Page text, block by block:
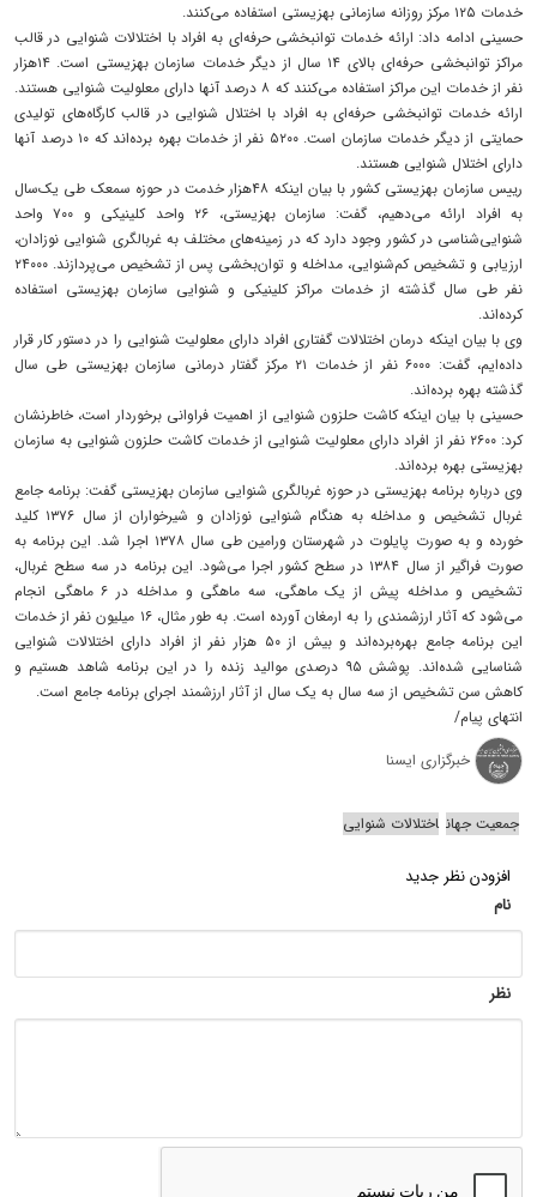
خدمات ۱۲۵ مرکز روزانه سازمانی بهزیستی استفاده می‌کنند.
حسینی ادامه داد: ارائه خدمات توانبخشی حرفه‌ای به افراد با اختلالات شنوایی در قالب
مراکز توانبخشی حرفه‌ای بالای ۱۴ سال از دیگر خدمات سازمان بهزیستی است. ۱۴هزار
نفر از خدمات این مراکز استفاده می‌کنند که ۸ درصد آنها دارای معلولیت شنوایی هستند.
ارائه خدمات توانبخشی حرفه‌ای به افراد با اختلال شنوایی در قالب کارگاه‌های تولیدی
حمایتی از دیگر خدمات سازمان است. ۵۲۰۰ نفر از خدمات بهره برده‌اند که ۱۰ درصد آنها
دارای اختلال شنوایی هستند.
رییس سازمان بهزیستی کشور با بیان اینکه ۴۸هزار خدمت در حوزه سمعک طی یک‌سال
به افراد ارائه می‌دهیم، گفت: سازمان بهزیستی، ۲۶ واحد کلینیکی و ۷۰۰ واحد
شنوایی‌شناسی در کشور وجود دارد که در زمینه‌های مختلف به غربالگری شنوایی نوزادان،
ارزیابی و تشخیص کم‌شنوایی، مداخله و توان‌بخشی پس از تشخیص می‌پردازند. ۲۴۰۰۰
نفر طی سال گذشته از خدمات مراکز کلینیکی و شنوایی سازمان بهزیستی استفاده
کرده‌اند.
وی با بیان اینکه درمان اختلالات گفتاری افراد دارای معلولیت شنوایی را در دستور کار قرار
داده‌ایم، گفت: ۶۰۰۰ نفر از خدمات ۲۱ مرکز گفتار درمانی سازمان بهزیستی طی سال
گذشته بهره‌ برده‌اند.
حسینی با بیان اینکه کاشت حلزون شنوایی از اهمیت فراوانی برخوردار است، خاطرنشان
کرد: ۲۶۰۰ نفر از افراد دارای معلولیت شنوایی از خدمات کاشت حلزون شنوایی به سازمان
بهزیستی بهره برده‌اند.
وی درباره برنامه بهزیستی در حوزه غربالگری شنوایی سازمان بهزیستی گفت: برنامه جامع
غربال تشخیص و مداخله به هنگام شنوایی نوزادان و شیرخواران از سال ۱۳۷۶ کلید
خورده و به صورت پایلوت در شهرستان ورامین طی سال ۱۳۷۸ اجرا شد. این برنامه به
صورت فراگیر از سال ۱۳۸۴ در سطح کشور اجرا می‌شود. این برنامه در سه سطح غربال،
تشخیص و مداخله پیش از یک ماهگی، سه ماهگی و مداخله در ۶ ماهگی انجام
می‌شود که آثار ارزشمندی را به ارمغان آورده است. به طور مثال، ۱۶ میلیون نفر از خدمات
این برنامه جامع بهره‌برده‌اند و بیش از ۵۰ هزار نفر از افراد دارای اختلالات شنوایی
شناسایی شده‌اند. پوشش ۹۵ درصدی موالید زنده را در این برنامه شاهد هستیم و
کاهش سن تشخیص از سه سال به یک سال از آثار ارزشمند اجرای برنامه جامع است.
انتهای پیام/
خبرگزاری ایسنا
جمعیت جهان اختلالات شنوایی
افزودن نظر جدید
نام
نظر